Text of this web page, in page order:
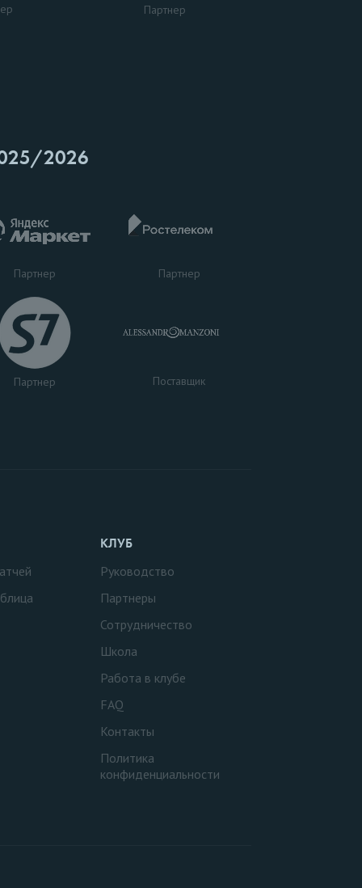
Партнер
2026
Партнер Партнер
Партнер Поставщик
КЛУБ
Руководство
Партнеры
Сотрудничество
Школа
Работа в клубе
FAQ
Контакты
Политика
конфиденциальности